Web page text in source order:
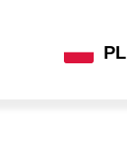
PL